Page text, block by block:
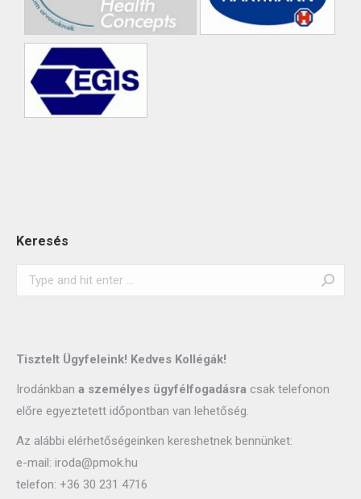
Keresés
Tisztelt Ügyfeleink! Kedves Kollégák!
Irodánkban a személyes ügyfélfogadásra csak telefonon
előre egyeztetett időpontban van lehetőség.
Az alábbi elérhetőségeinken kereshetnek bennünket:
e-mail: iroda@pmok.hu
telefon: +36 30 231 4716